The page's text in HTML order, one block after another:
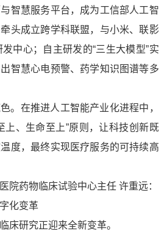
智慧服务平台，成为工信部人工智
头成立跨学科联盟，与小米、联影
中心；自主研发的“三生大模型”实
智慧心电预警、药学知识图谱等多
。在推进人工智能产业化进程中，
上、生命至上”原则，让科技创新既
度，最终实现医疗服务的可持续高
院药物临床试验中心主任 许重远：
化变革
床研究正迎来全新变革。